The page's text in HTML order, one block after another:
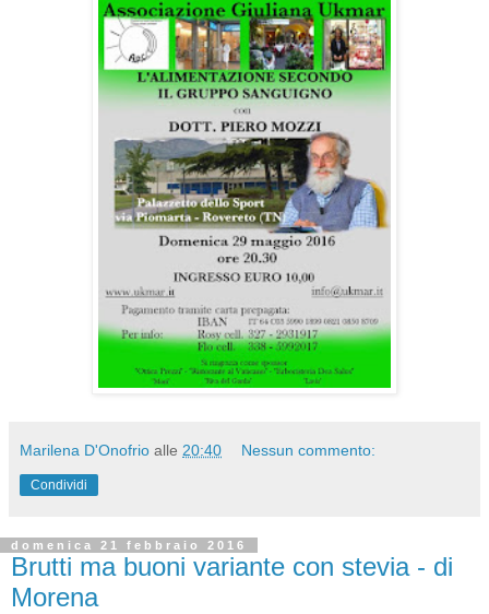
Marilena D'Onofrio alle 20:40 Nessun commento:
Condividi
domenica 21 febbraio 2016
Brutti ma buoni variante con stevia - di
Morena